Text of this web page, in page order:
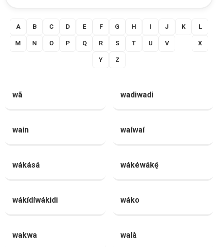
A B C D E F G H I J K L
M N O P Q R S T U V X
Y Z
wã wadiwadi
wain waíwaí
wákásá wákéwákę́
wákídíwákidi wáko
wakwa walà